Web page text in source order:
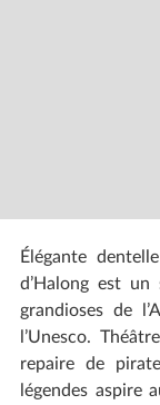
Élégante
d’Halong est
grandioses de
l’Unesco.
repaire de
légendes aspire